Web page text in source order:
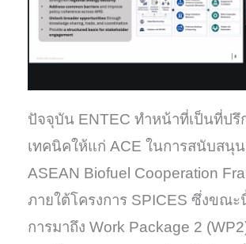
ปัจจุบัน ENTEC ทำหน้าที่เป็นที่ปรึ
เทคนิคให้แก่ ACE ในการสนับสนุ
ASEAN Biofuel Cooperation
ภายใต้โครงการ SPICES ซึ่งขณะ
การมาถึง Work Package 2